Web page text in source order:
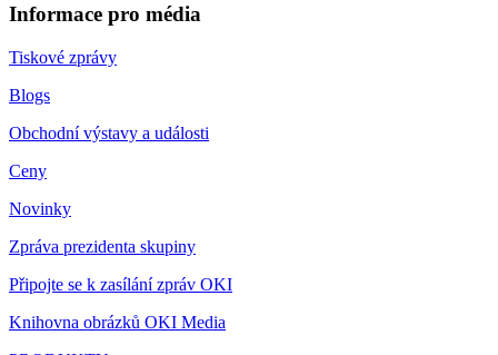
Informace pro média
Tiskové zprávy
Blogs
Obchodní výstavy a události
Ceny
Novinky
Zpráva prezidenta skupiny
Připojte se k zasílání zpráv OKI
Knihovna obrázků OKI Media